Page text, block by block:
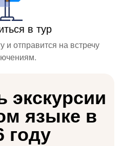
в тур
отправится на встречу
экскурсии
языке в
году